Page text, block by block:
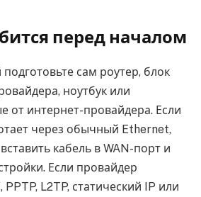
перед началом
сам роутер, блок
ноутбук или
от интернет-провайдера. Если
через обычный Ethernet,
кабель в WAN-порт и
Если провайдер
PPTP, L2TP, статический IP или